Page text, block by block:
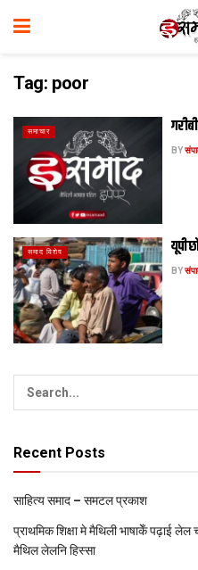
Tag: poor
समाचार
BY
समाद विशेष यूपी
BY
Recent Posts
साहित्य समाद – समटल प्रकाश
प्राथमिक शि‍क्षा मे मैथि‍ली भाषाकेँ पढ़ाई
मैथिल लेलनि हिस्सा